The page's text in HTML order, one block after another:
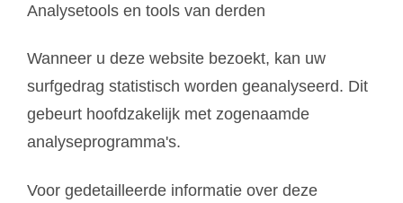
Analysetools en tools van derden
Wanneer u deze website bezoekt, kan uw
surfgedrag statistisch worden geanalyseerd. Dit
gebeurt hoofdzakelijk met zogenaamde
analyseprogramma's.
Voor gedetailleerde informatie over deze